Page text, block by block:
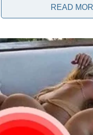
daleko
sreću.
READ